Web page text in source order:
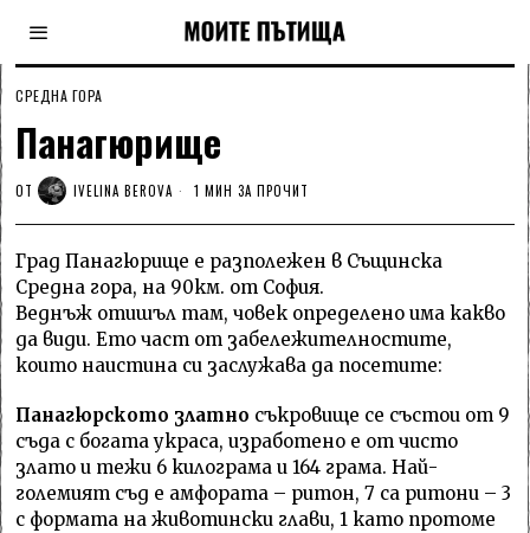
СРЕДНА ГОРА
Панагюрище
ОТ IVELINA BEROVA 1 МИН ЗА ПРОЧИТ
Град Панагюрище е разполежен в Същинска
Средна гора, на 90км. от София.
Веднъж отишъл там, човек определено има какво
да види. Ето част от забележителностите,
които наистина си заслужава да посетите:
Панагюрското златно съкровище се състои от 9
съда с богата украса, изработено е от чисто
злато и тежи 6 килограма и 164 грама. Най-
големият съд е амфората – ритон, 7 са ритони – 3
с формата на животински глави, 1 като протоме